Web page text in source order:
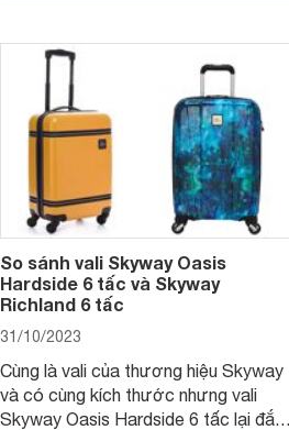
So sánh vali Skyway Oasis
Hardside 6 tấc và Skyway
Richland 6 tấc
31/10/2023
Cùng là vali của thương hiệu Skyway
và có cùng kích thước nhưng vali
Skyway Oasis Hardside 6 tấc lại đắt